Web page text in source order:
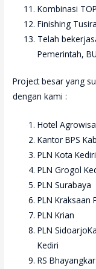
Kombinasi
Finishing
Telah
Pemerintah,
Project besar yang
dengan kami :
Hotel
Kantor BPS
PLN Kota Kediri
PLN Grogol
PLN Surabaya
PLN Kraksaan
PLN Krian
PLN
Kediri
RS